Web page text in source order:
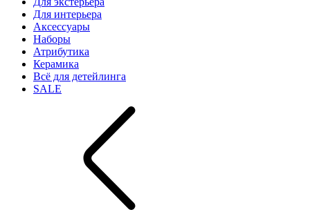
Для интерьера
Аксессуары
Наборы
Атрибутика
Керамика
Всё для детейлинга
SALE